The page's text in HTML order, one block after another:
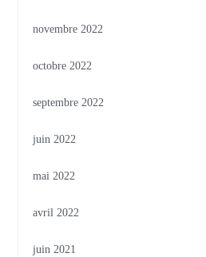
novembre 2022
octobre 2022
septembre 2022
juin 2022
mai 2022
avril 2022
juin 2021